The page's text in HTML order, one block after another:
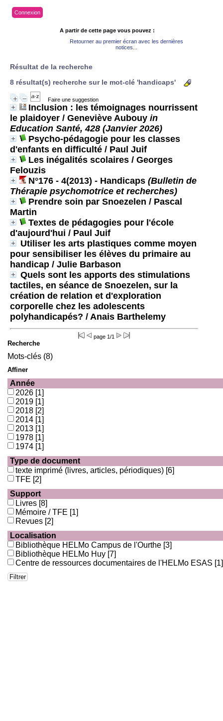
Connexion
A partir de cette page vous pouvez :
Retourner au premier écran avec les dernières
notices...
Résultat de la recherche
8 résultat(s) recherche sur le mot-clé 'handicaps'
Faire une suggestion
Inclusion : les témoignages nourrissent
le plaidoyer / Geneviève Aubouy in
Education Santé, 428 (Janvier 2026)
Psycho-pédagogie pour les classes
d'enfants en difficulté / Paul Juif
Les inégalités scolaires / Georges
Felouzis
N°176 - 4(2013) - Handicaps (Bulletin de
Thérapie psychomotrice et recherches)
Prendre soin par Snoezelen / Pascal
Martin
Textes de pédagogies pour l'école
d'aujourd'hui / Paul Juif
Utiliser les arts plastiques comme moyen
pour sensibiliser les élèves du primaire au
handicap / Julie Barbason
Quels sont les apports des stimulations
tactiles, en séance de Snoezelen, sur la
création de relation et d'exploration
corporelle chez les adolescents
polyhandicapés? / Anais Barthelemy
page 1/1
Recherche
Mots-clés (8)
Affiner
Année
2026 [1]
2019 [1]
2018 [2]
2014 [1]
2013 [1]
1978 [1]
1974 [1]
Type de document
texte imprimé (livres, articles, périodiques) [6]
TFE [2]
Support
Livres [8]
Mémoire / TFE [1]
Revues [2]
Localisation
Bibliothèque HELMo Campus de l'Ourthe [3]
Bibliothèque HELMo Huy [7]
Centre de ressources documentaires de l'HELMo ESAS [1]